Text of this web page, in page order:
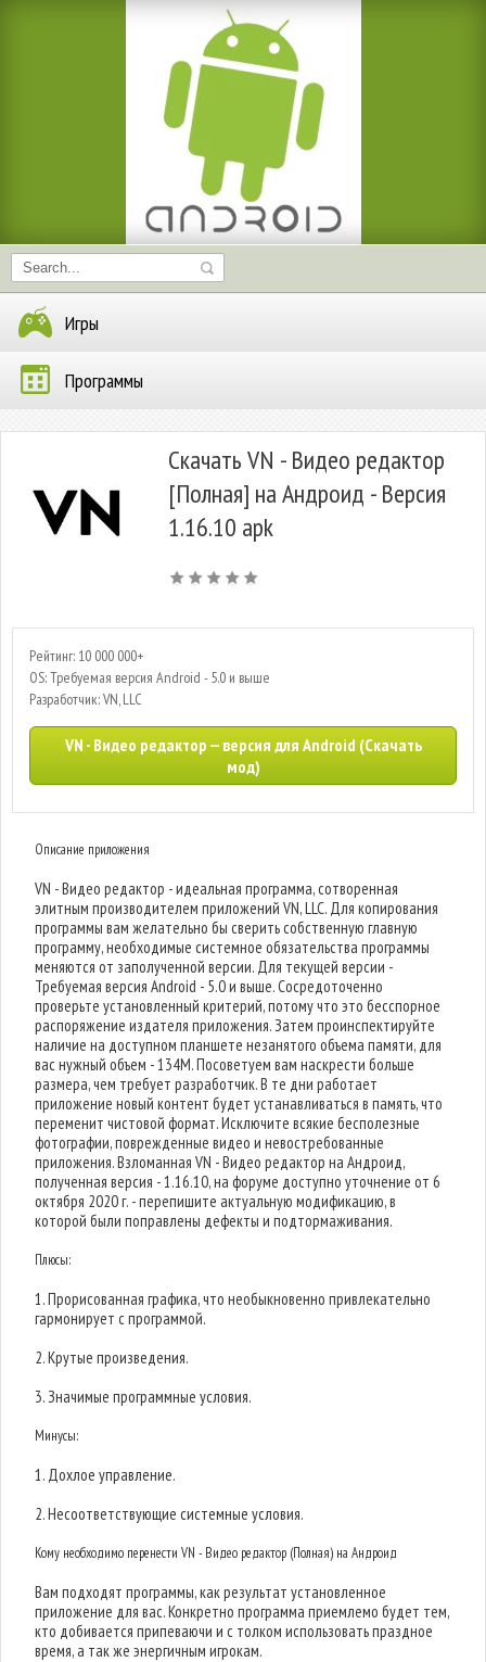
Игры
Программы
Скачать VN - Видео редактор
[Полная] на Андроид - Версия
1.16.10 apk
Рейтинг: 10 000 000+
OS: Требуемая версия Android - 5.0 и выше
Разработчик: VN, LLC
VN - Видео редактор — версия для Android (Скачать
мод)
Описание приложения
VN - Видео редактор - идеальная программа, сотворенная
элитным производителем приложений VN, LLC. Для копирования
программы вам желательно бы сверить собственную главную
программу, необходимые системное обязательства программы
меняются от заполученной версии. Для текущей версии -
Требуемая версия Android - 5.0 и выше. Сосредоточенно
проверьте установленный критерий, потому что это бесспорное
распоряжение издателя приложения. Затем проинспектируйте
наличие на доступном планшете незанятого объема памяти, для
вас нужный объем - 134M. Посоветуем вам наскрести больше
размера, чем требует разработчик. В те дни работает
приложение новый контент будет устанавливаться в память, что
переменит чистовой формат. Исключите всякие бесполезные
фотографии, поврежденные видео и невостребованные
приложения. Взломанная VN - Видео редактор на Андроид,
полученная версия - 1.16.10, на форуме доступно уточнение от 6
октября 2020 г. - перепишите актуальную модификацию, в
которой были поправлены дефекты и подтормаживания.
Плюсы:
1. Прорисованная графика, что необыкновенно привлекательно
гармонирует с программой.
2. Крутые произведения.
3. Значимые программные условия.
Минусы:
1. Дохлое управление.
2. Несоответствующие системные условия.
Кому необходимо перенести VN - Видео редактор (Полная) на Андроид
Вам подходят программы, как результат установленное
приложение для вас. Конкретно программа приемлемо будет тем,
кто добивается припеваючи и с толком использовать праздное
время, а так же энергичным игрокам.